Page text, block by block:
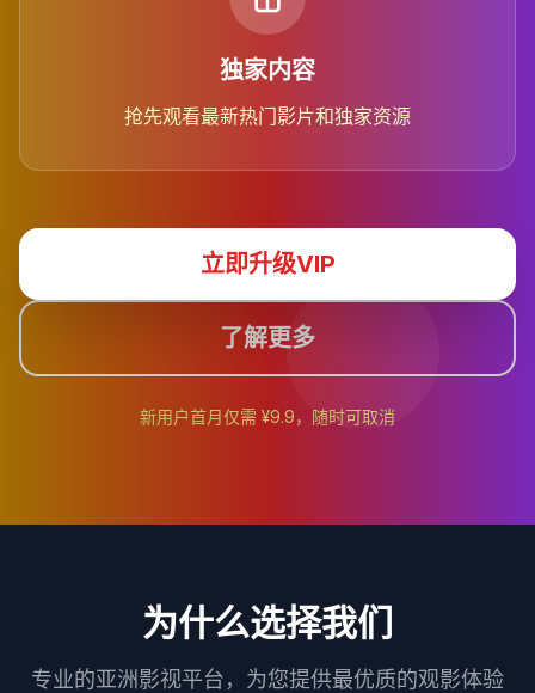
独家内容
抢先观看最新热门影片和独家资源
立即升级VIP
了解更多
新用户首月仅需 ¥9.9，随时可取消
为什么选择我们
专业的亚洲影视平台，为您提供最优质的观影体验